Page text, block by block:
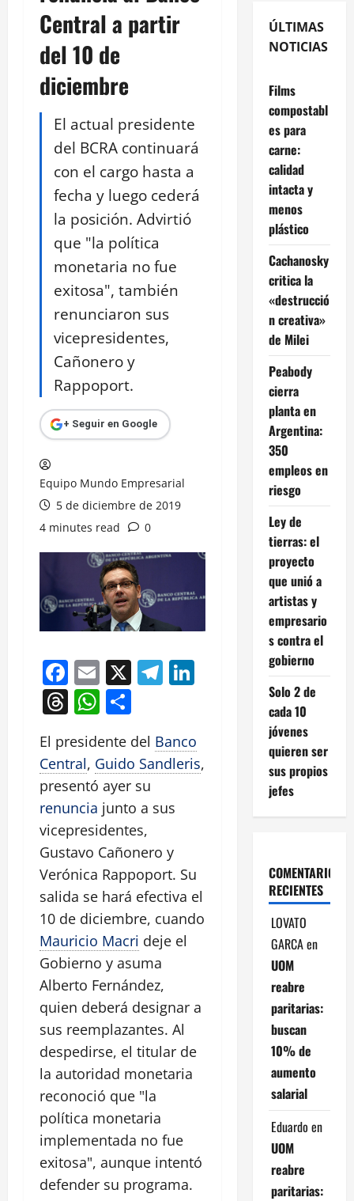
Central a partir
del 10 de
diciembre
El actual presidente
del BCRA continuará
con el cargo hasta a
fecha y luego cederá
la posición. Advirtió
que "la política
monetaria no fue
exitosa", también
renunciaron sus
vicepresidentes,
Cañonero y
Rappoport.
+ Seguir en Google
Equipo Mundo Empresarial
5 de diciembre de 2019
4 minutes read
0
Facebook
Email
X Telegram
LinkedIn
Threads
WhatsApp
El presidente del Banco
Central, Guido Sandleris,
presentó ayer su
renuncia junto a sus
vicepresidentes,
Gustavo Cañonero y
Verónica Rappoport. Su
salida se hará efectiva el
10 de diciembre, cuando
Mauricio Macri deje el
Gobierno y asuma
Alberto Fernández,
quien deberá designar a
sus reemplazantes. Al
despedirse, el titular de
la autoridad monetaria
reconoció que "la
política monetaria
implementada no fue
exitosa", aunque intentó
defender su programa.
ÚLTIMAS
NOTICIAS
Films
compostabl
es para
carne:
calidad
intacta y
menos
plástico
Cachanosky
critica la
«destrucció
n creativa»
de Milei
Peabody
cierra
planta en
Argentina:
350
empleos en
riesgo
Ley de
tierras: el
proyecto
que unió a
artistas y
empresario
s contra el
gobierno
Solo 2 de
cada 10
jóvenes
quieren ser
sus propios
jefes
COMENTARIOS
RECIENTES
LOVATO
GARCAen
UOM
reabre
paritarias:
buscan
10% de
aumento
salarial
Eduardo en
UOM
reabre
paritarias: